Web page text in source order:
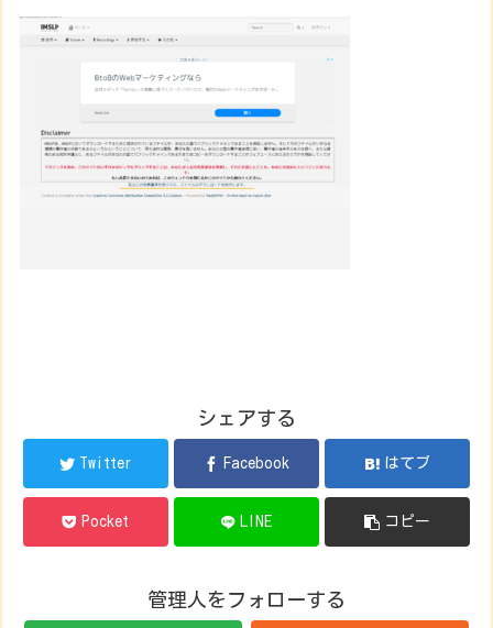
シェアする
Twitter Facebook はてブ
Pocket LINE コピー
管理人をフォローする